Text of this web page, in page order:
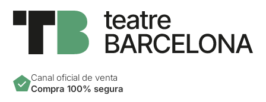
Canal oficial de venta
Compra 100% segura